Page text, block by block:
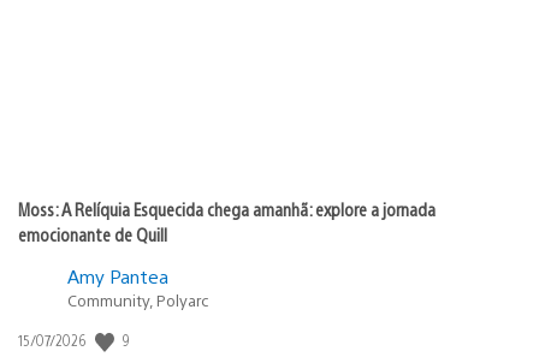
Moss: A Relíquia Esquecida chega amanhã: explore a jornada
emocionante de Quill
Amy Pantea
Community, Polyarc
Data
15/07/2026 9